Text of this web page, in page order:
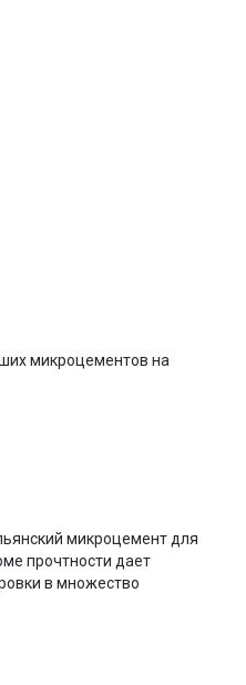
микроцементов на
микроцемент для
прочтности дает
в множество